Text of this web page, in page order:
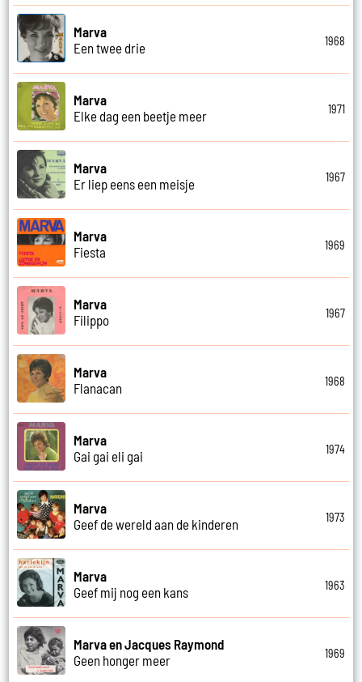
Marva
Een twee drie
1968
Marva
Elke dag een beetje meer
1971
Marva
Er liep eens een meisje
1967
Marva
Fiesta
1969
Marva
Filippo
1967
Marva
Flanacan
1968
Marva
Gai gai eli gai
1974
Marva
Geef de wereld aan de kinderen
1973
Marva
Geef mij nog een kans
1963
Marva en Jacques Raymond
Geen honger meer
1969